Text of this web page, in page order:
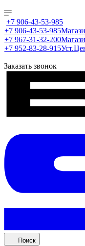
+7 906-43-53-985
+7 906-43-53-985
+7 967-31-32-200
+7 952-83-28-915
Заказать звонок
Поиск